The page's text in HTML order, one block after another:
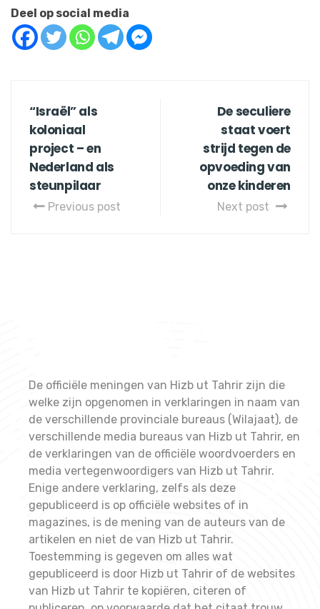
Deel op social media
“Israël” als
koloniaal
project – en
Nederland als
steunpilaar
Previous post
De seculiere
staat voert
strijd tegen de
opvoeding van
onze kinderen
Next post
De officiële meningen van Hizb ut Tahrir zijn die
welke zijn opgenomen in verklaringen in naam van
de verschillende provinciale bureaus (Wilajaat), de
verschillende media bureaus van Hizb ut Tahrir, en
de verklaringen van de officiële woordvoerders en
media vertegenwoordigers van Hizb ut Tahrir.
Enige andere verklaring, zelfs als deze
gepubliceerd is op officiële websites of in
magazines, is de mening van de auteurs van de
artikelen en niet de van Hizb ut Tahrir.
Toestemming is gegeven om alles wat
gepubliceerd is door Hizb ut Tahrir of de websites
van Hizb ut Tahrir te kopiëren, citeren of